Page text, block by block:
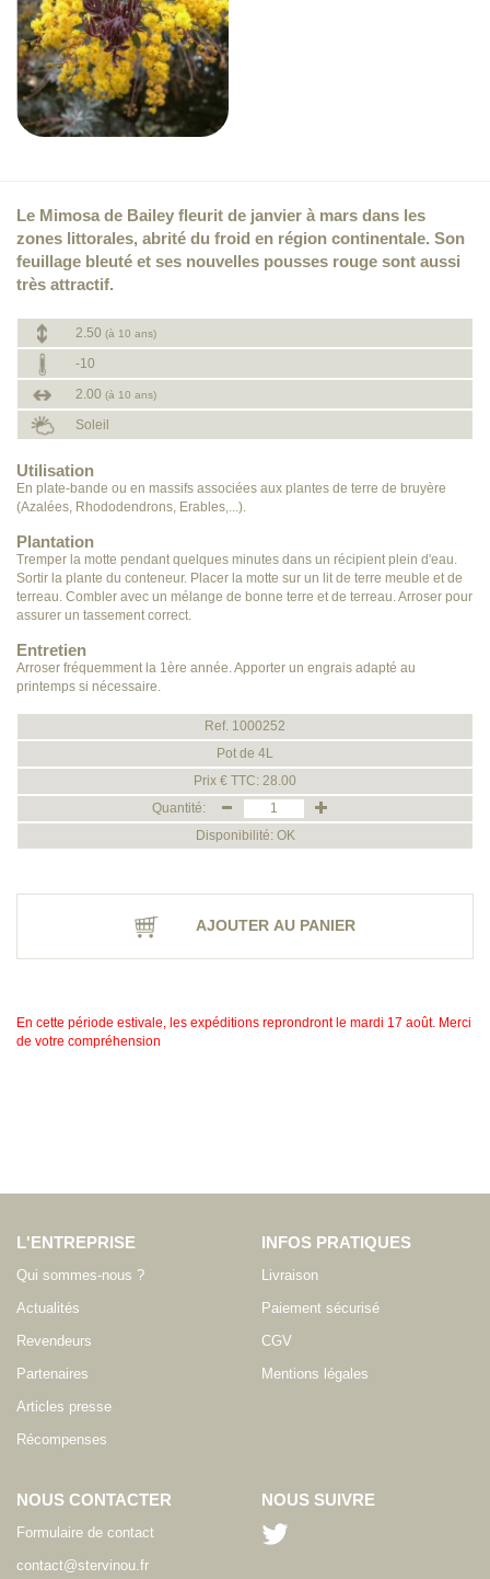
Le Mimosa de Bailey fleurit de janvier à mars dans les
zones littorales, abrité du froid en région continentale. Son
feuillage bleuté et ses nouvelles pousses rouge sont aussi
très attractif.
2.50 (à 10 ans)
-10
2.00 (à 10 ans)
Soleil
Utilisation
En plate-bande ou en massifs associées aux plantes de terre de bruyère
(Azalées, Rhododendrons, Erables,...).
Plantation
Tremper la motte pendant quelques minutes dans un récipient plein d'eau.
Sortir la plante du conteneur. Placer la motte sur un lit de terre meuble et de
terreau. Combler avec un mélange de bonne terre et de terreau. Arroser pour
assurer un tassement correct.
Entretien
Arroser fréquemment la 1ère année. Apporter un engrais adapté au
printemps si nécessaire.
Ref. 1000252
Pot de 4L
Prix € TTC: 28.00
Quantité:
Disponibilité: OK
AJOUTER AU PANIER
En cette période estivale, les expéditions reprondront le mardi 17 août. Merci
de votre compréhension
L'ENTREPRISE
Qui sommes-nous ?
Actualités
Revendeurs
Partenaires
Articles presse
Récompenses
INFOS PRATIQUES
Livraison
Paiement sécurisé
CGV
Mentions légales
NOUS CONTACTER
Formulaire de contact
contact@stervinou.fr
NOUS SUIVRE